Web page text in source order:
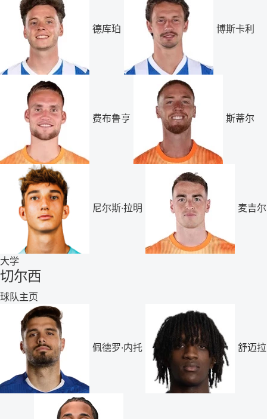
德库珀 博斯卡利
费布鲁亨 斯蒂尔
尼尔斯·拉明 麦吉尔
大学
切尔西
球队主页
佩德罗·内托 舒迈拉